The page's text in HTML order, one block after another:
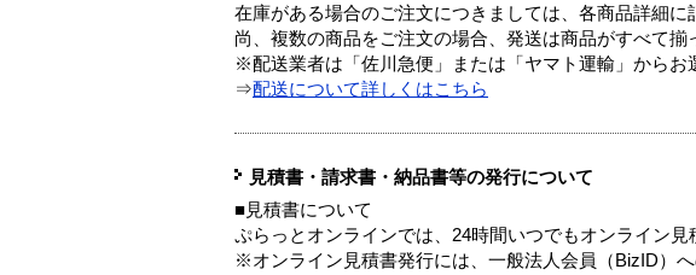
在庫がある場合のご注文につきましては、各商品詳細
尚、複数の商品をご注文の場合、発送は商品がすべて揃
※配送業者は「佐川急便」または「ヤマト運輸」からお
⇒配送について詳しくはこちら
見積書・請求書・納品書等の発行について
■見積書について
ぷらっとオンラインでは、24時間いつでもオンライン見
※オンライン見積書発行には、一般法人会員（BizID）へ